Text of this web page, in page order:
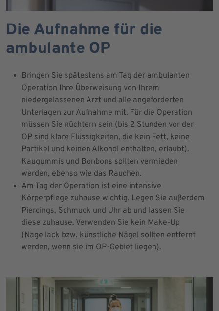
Die Aufnahme für die
ambulante OP
Bringen Sie spätestens am Tag der ambulanten
Operation Ihre Überweisung von Ihrem
niedergelassenen Arzt und alle angeforderten
Unterlagen zur Aufnahme mit. Für die Operation
müssen Sie nüchtern sein (bis 2 Stunden vor der
OP sind klare Flüssigkeiten, die kein Fett, keine
Partikel und keinen Alkohol enthalten, erlaubt).
Kaugummis und Bonbons sollten vermieden
werden, ebenso wie das Rauchen.
Am Tag der Operation ist eine intensive
Körperpflege zuhause wichtig. Legen Sie außerdem
Piercings, Schmuck und Uhr ab und lassen Sie
diese zuhause. Verwenden Sie kein Make-Up
(Nagellack bzw. künstliche Nägel sollten entfernt
werden, wenn sie im OP-Gebiet liegen).